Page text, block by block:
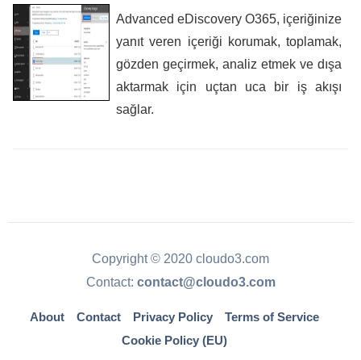
Advanced eDiscovery O365, içeriğinize
yanıt veren içeriği korumak, toplamak,
gözden geçirmek, analiz etmek ve dışa
aktarmak için uçtan uca bir iş akışı
sağlar.
Copyright © 2020 cloudo3.com
Contact: contact@cloudo3.com
About Contact Privacy Policy
Terms of Service
Cookie Policy (EU)